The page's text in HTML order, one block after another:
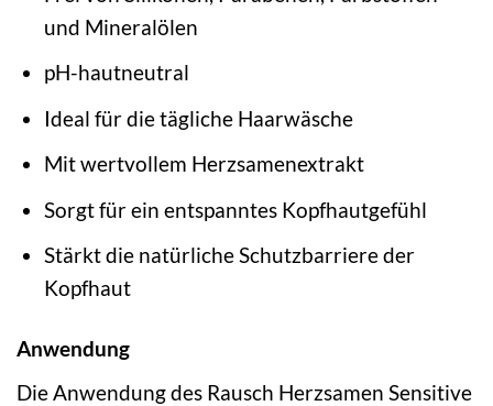
und Mineralölen
pH-hautneutral
Ideal für die tägliche Haarwäsche
Mit wertvollem Herzsamenextrakt
Sorgt für ein entspanntes Kopfhautgefühl
Stärkt die natürliche Schutzbarriere der
Kopfhaut
Anwendung
Die Anwendung des Rausch Herzsamen Sensitive